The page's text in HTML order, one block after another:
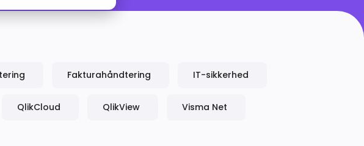
Fakturahåndtering IT-sikkerhed
QlikCloud QlikView Visma Net